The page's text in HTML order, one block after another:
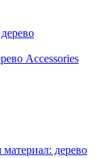
Accessories